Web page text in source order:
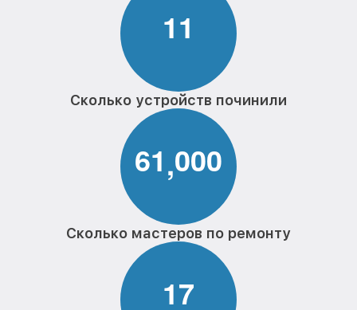
11
Сколько устройств починили
61,000
Сколько мастеров по ремонту
17